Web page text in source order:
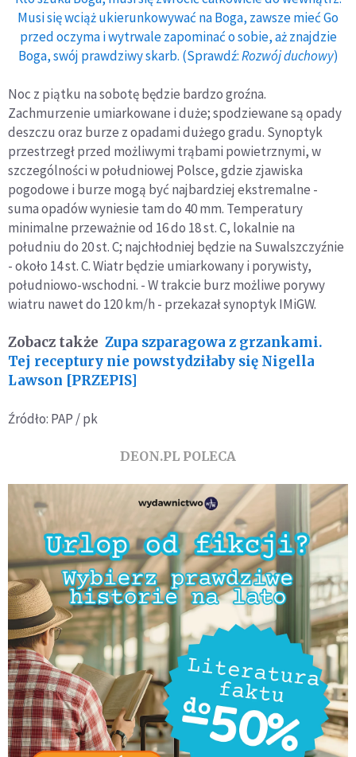
Musi się wciąż ukierunkowywać na Boga, zawsze mieć Go
przed oczyma i wytrwale zapominać o sobie, aż znajdzie
Boga, swój prawdziwy skarb. (Sprawdź:Rozwój duchowy)
Noc z piątku na sobotę będzie bardzo groźna.
Zachmurzenie umiarkowane i duże; spodziewane są opady
deszczu oraz burze z opadami dużego gradu. Synoptyk
przestrzegł przed możliwymi trąbami powietrznymi, w
szczególności w południowej Polsce, gdzie zjawiska
pogodowe i burze mogą być najbardziej ekstremalne -
suma opadów wyniesie tam do 40 mm. Temperatury
minimalne przeważnie od 16 do 18 st. C, lokalnie na
południu do 20 st. C; najchłodniej będzie na Suwalszczyźnie
- około 14 st. C. Wiatr będzie umiarkowany i porywisty,
południowo-wschodni. - W trakcie burz możliwe porywy
wiatru nawet do 120 km/h - przekazał synoptyk IMiGW.
Zobacz także Zupa szparagowa z grzankami.
Tej receptury nie powstydziłaby się Nigella
Lawson [PRZEPIS]
Źródło: PAP / pk
DEON.PL POLECA